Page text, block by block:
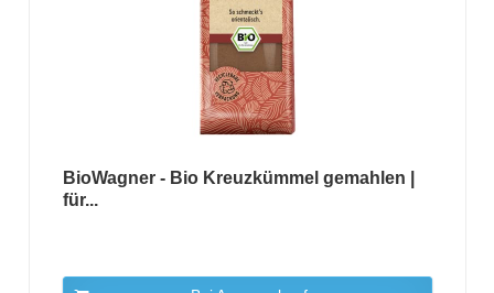
BioWagner - Bio Kreuzkümmel gemahlen |
für...